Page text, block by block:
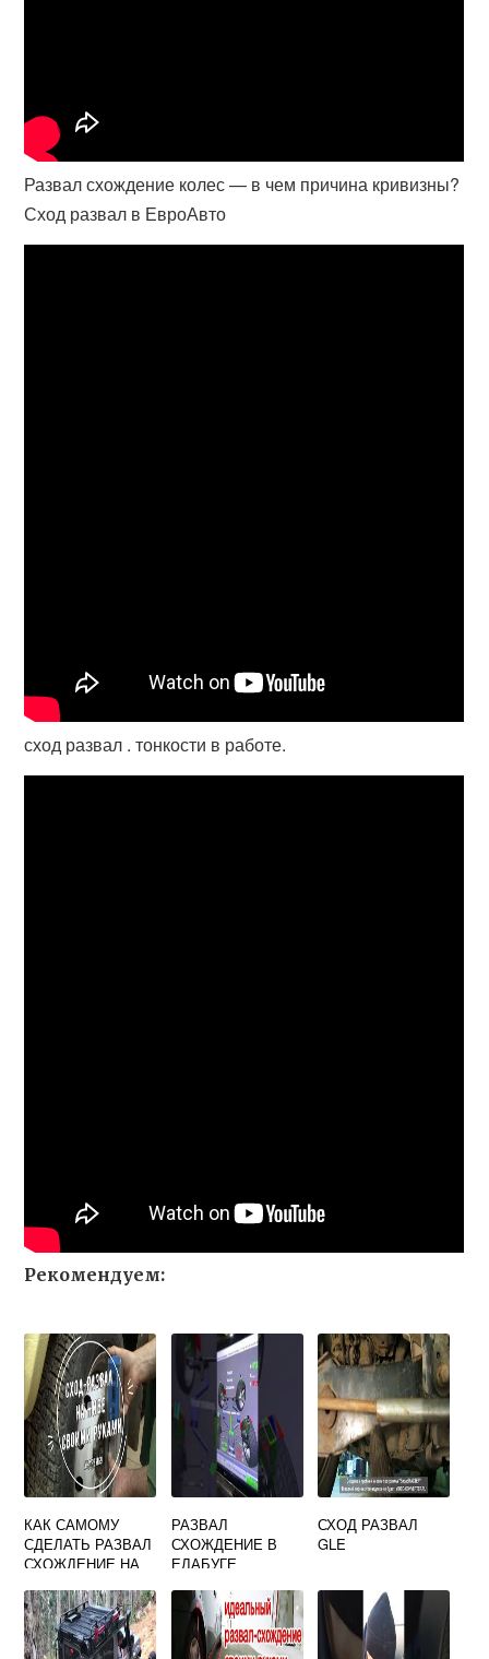
Развал схождение колес — в чем причина кривизны?
Сход развал в ЕвроАвто
сход развал . тонкости в работе.
Рекомендуем:
КАК САМОМУ
СДЕЛАТЬ РАЗВАЛ
СХОЖДЕНИЕ НА
РАЗВАЛ
СХОЖДЕНИЕ В
ЕЛАБУГЕ
СХОД РАЗВАЛ
GLE